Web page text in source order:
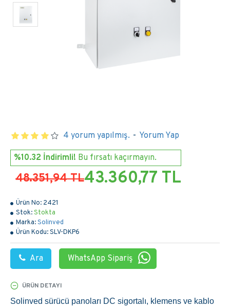
Ürün No: 2421
Stok:Stokta
Marka:Solinved
Ürün Kodu:SLV-DKP6
Ara WhatsApp Sipariş
4 yorum yapılmış. - Yorum Yap
%10.32 İndirimli! Bu fırsatı kaçırmayın.
48.351,94 TL43.360,77 TL
ÜRÜN DETAYI
Solinved sürücü panoları DC sigortalı, klemens ve kablo